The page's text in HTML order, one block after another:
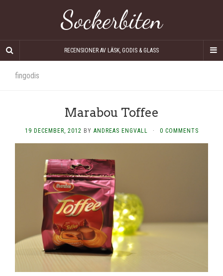
Sockerbiten
RECENSIONER AV LÄSK, GODIS & GLASS
fingodis
Marabou Toffee
19 DECEMBER, 2012 BY ANDREAS ENGVALL · 0 COMMENTS